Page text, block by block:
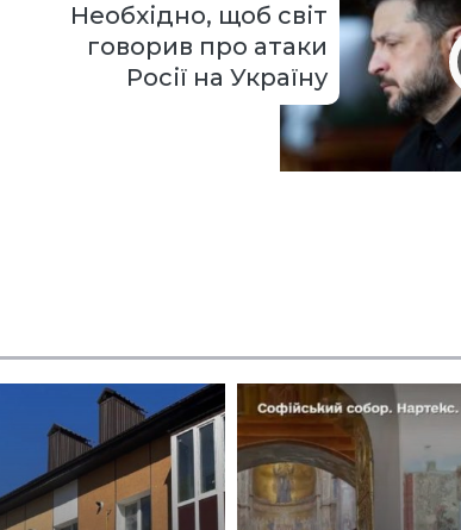
Необхідно, щоб світ
говорив про атаки
Росії на Україну